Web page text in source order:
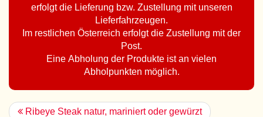
erfolgt die Lieferung bzw. Zustellung mit unseren
Lieferfahrzeugen.
Im restlichen Österreich erfolgt die Zustellung mit der
Post.
Eine Abholung der Produkte ist an vielen
Abholpunkten möglich.
Ribeye Steak natur, mariniert oder gewürzt